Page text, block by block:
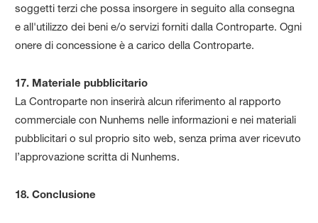
soggetti terzi che possa insorgere in seguito alla consegna
e all'utilizzo dei beni e/o servizi forniti dalla Controparte. Ogni
onere di concessione è a carico della Controparte.
17. Materiale pubblicitario
La Controparte non inserirà alcun riferimento al rapporto
commerciale con Nunhems nelle informazioni e nei materiali
pubblicitari o sul proprio sito web, senza prima aver ricevuto
l’approvazione scritta di Nunhems.
18. Conclusione